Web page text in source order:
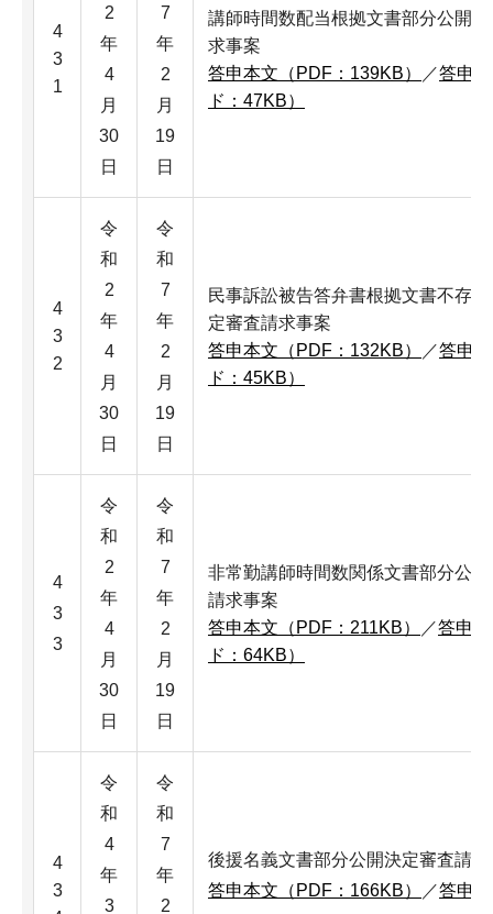
4
3
1
2
年
4
月
30
日
7
年
2
月
19
日
講師時間数配当根拠文書部分公開
求事案
答申本文（PDF：139KB）
／答申
ド：47KB）
4
3
2
令
和
2
年
4
月
30
日
令
和
7
年
2
月
19
日
民事訴訟被告答弁書根拠文書不存
定審査請求事案
答申本文（PDF：132KB）
／答申
ド：45KB）
4
3
3
令
和
2
年
4
月
30
日
令
和
7
年
2
月
19
日
非常勤講師時間数関係文書部分公
請求事案
答申本文（PDF：211KB）
／答申
ド：64KB）
4
3
令
和
4
年
3
令
和
7
年
2
後援名義文書部分公開決定審査請
答申本文（PDF：166KB）
／答申